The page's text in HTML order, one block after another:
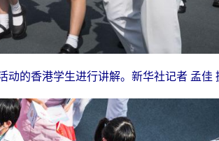
动的香港学生进行讲解。新华社记者 孟佳